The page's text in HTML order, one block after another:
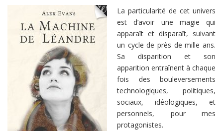
La particularité de cet univers
est d’avoir une magie qui
apparaît et disparaît, suivant
un cycle de près de mille ans.
Sa disparition et son
apparition entraînent à chaque
fois des bouleversements
technologiques, politiques,
sociaux, idéologiques, et
personnels, pour mes
protagonistes.